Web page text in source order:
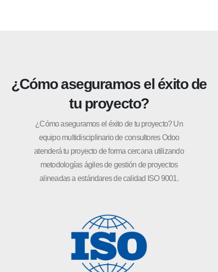
¿Cómo aseguramos el éxito de
tu proyecto?
¿Cómo aseguramos el éxito de tu proyecto? Un
equipo multidisciplinario de consultores Odoo
atenderá tu proyecto de forma cercana utilizando
metodologías ágiles de gestión de proyectos
alineadas a estándares de calidad ISO 9001.